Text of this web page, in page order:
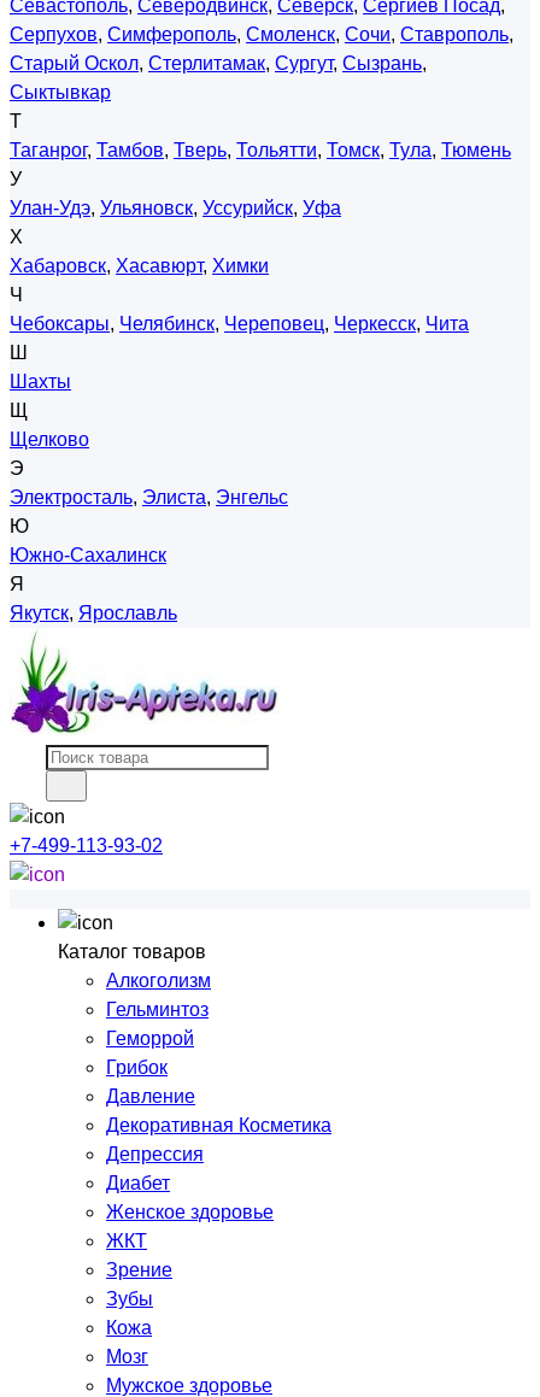
Севастополь, Северодвинск, Северск, Сергиев Посад,
Серпухов, Симферополь, Смоленск, Сочи, Ставрополь,
Старый Оскол, Стерлитамак, Сургут, Сызрань,
Сыктывкар
Т
Таганрог, Тамбов, Тверь, Тольятти, Томск, Тула, Тюмень
У
Улан-Удэ, Ульяновск, Уссурийск, Уфа
Х
Хабаровск, Хасавюрт, Химки
Ч
Чебоксары, Челябинск, Череповец, Черкесск, Чита
Ш
Шахты
Щ
Щелково
Э
Электросталь, Элиста, Энгельс
Ю
Южно-Сахалинск
Я
Якутск, Ярославль
+7-499-113-93-02
Каталог товаров
Алкоголизм
Гельминтоз
Геморрой
Грибок
Давление
Декоративная Косметика
Депрессия
Диабет
Женское здоровье
ЖКТ
Зрение
Зубы
Кожа
Мозг
Мужское здоровье